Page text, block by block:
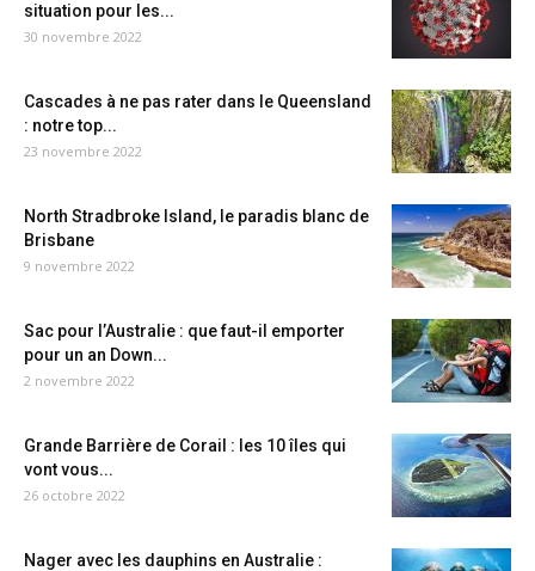
situation pour les...
30 novembre 2022
Cascades à ne pas rater dans le Queensland
: notre top...
23 novembre 2022
North Stradbroke Island, le paradis blanc de
Brisbane
9 novembre 2022
Sac pour l’Australie : que faut-il emporter
pour un an Down...
2 novembre 2022
Grande Barrière de Corail : les 10 îles qui
vont vous...
26 octobre 2022
Nager avec les dauphins en Australie :